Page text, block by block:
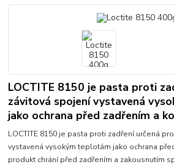
LOCTITE 8150 je pasta proti
závitová spojení vystavená
jako ochrana před zadřením a
LOCTITE 8150 je pasta proti zadření určená
vystavená vysokým teplotám jako ochrana
produkt chrání před zadřením a zakousnutím